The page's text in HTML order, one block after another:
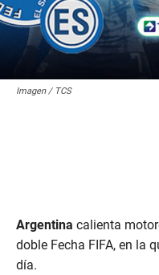
Imagen / TCS
Argentina calienta
doble Fecha FIFA, en la
día.